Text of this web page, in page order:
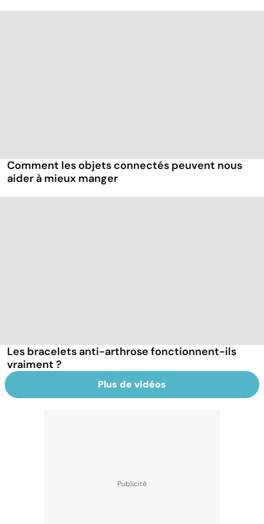
Comment les objets connectés peuvent nous
aider à mieux manger
Les bracelets anti-arthrose fonctionnent-ils
vraiment ?
Plus de vidéos